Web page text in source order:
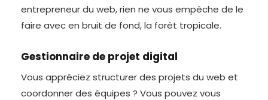
entrepreneur du web, rien ne vous empêche de le
faire avec en bruit de fond, la forêt tropicale.
Gestionnaire de projet digital
Vous appréciez structurer des projets du web et
coordonner des équipes ? Vous pouvez vous